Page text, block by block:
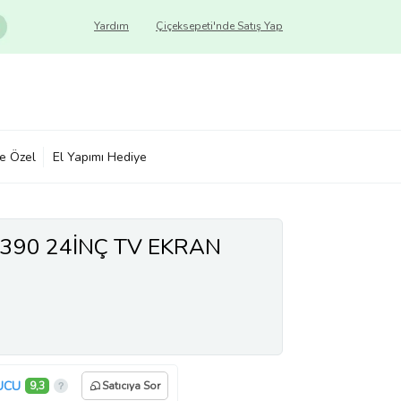
Çiçeksepeti'nde Satış Yap
Yardım
Özel El Yapımı Hediye
24İNÇ TV EKRAN
9,3 Satıcıya Sor